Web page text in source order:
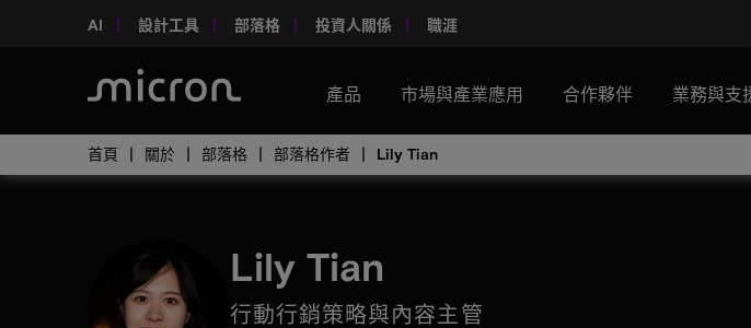
AI 設計工具 部落格 投資人關係 職涯
產品 市場與產業應用 合作夥伴 業務與支
首頁 關於 部落格 部落格作者 Lily Tian
Lily Tian
行動行銷策略與內容主管